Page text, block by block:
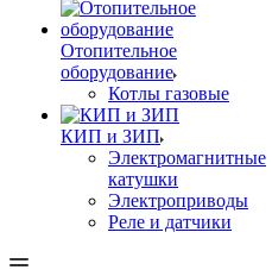
Отопительное
оборудование
Котлы газовые
КИП и ЗИП
Электромагнитные
катушки
Электроприводы
Реле и датчики